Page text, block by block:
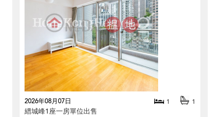
2026年08月07日 1 1
縉城峰1座一房單位出售